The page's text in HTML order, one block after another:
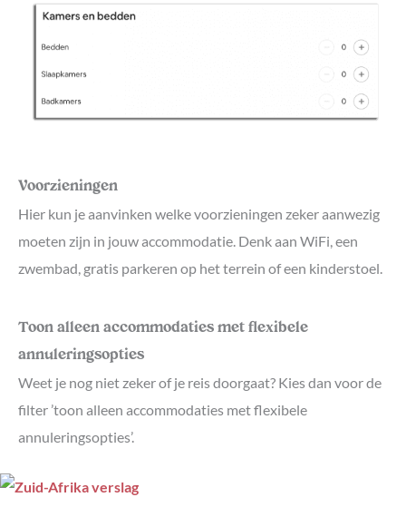
Voorzieningen
Hier kun je aanvinken welke voorzieningen zeker aanwezig
moeten zijn in jouw accommodatie. Denk aan WiFi, een
zwembad, gratis parkeren op het terrein of een kinderstoel.
Toon alleen accommodaties met flexibele
annuleringsopties
Weet je nog niet zeker of je reis doorgaat? Kies dan voor de
filter ’toon alleen accommodaties met flexibele
annuleringsopties’.